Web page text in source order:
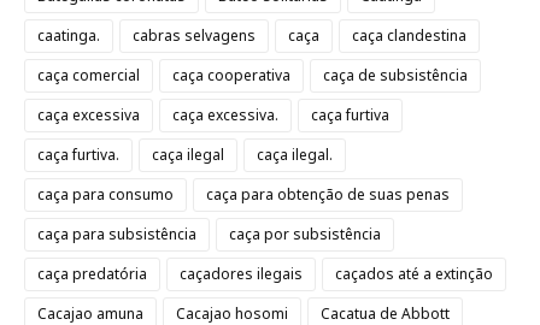
caatinga.
cabras selvagens caça
caça clandestina
caça comercial
caça cooperativa
caça de subsistência
caça excessiva
caça excessiva.
caça furtiva
caça furtiva.
caça ilegal
caça ilegal.
caça para consumo
caça para obtenção de suas penas
caça para subsistência
caça por subsistência
caça predatória
caçadores ilegais
caçados até a extinção
Cacajao amuna
Cacajao hosomi
Cacatua de Abbott